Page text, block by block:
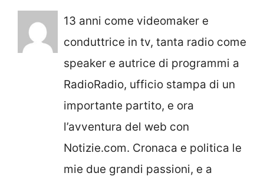
13 anni come videomaker e
conduttrice in tv, tanta radio come
speaker e autrice di programmi a
RadioRadio, ufficio stampa di un
importante partito, e ora
l’avventura del web con
Notizie.com. Cronaca e politica le
mie due grandi passioni, e a